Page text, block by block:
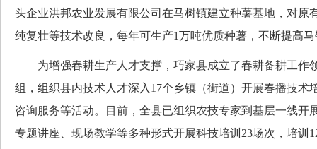
头企业洪邦农业发展有限公司在马树镇建立种薯基地，对原
纯复壮等技术改良，每年可生产1万吨优质种薯，不断提高
为增强春耕生产人才支撑，巧家县成立了春耕备耕工作
组，组织县内技术人才深入17个乡镇（街道）开展春播技术
咨询服务等活动。目前，全县已组织农技专家到基层一线开
专题讲座、现场教学等多种形式开展科技培训23场次，培训